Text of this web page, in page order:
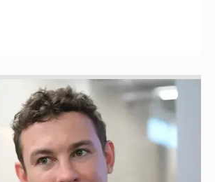
высказался насчёт